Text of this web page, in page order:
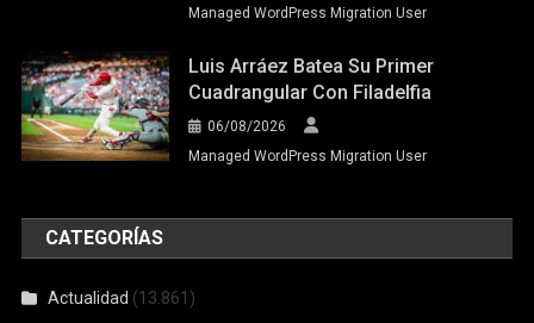
Managed WordPress Migration User
Luis Arráez Batea Su Primer
Cuadrangular Con Filadelfia
06/08/2026
Managed WordPress Migration User
CATEGORÍAS
Actualidad (13.861)